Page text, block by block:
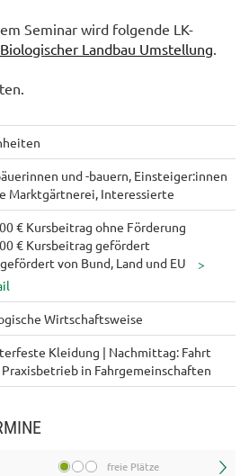
Seminar wird folgende LK-
Biologischer Landbau Umstellung.
und -bauern, Einsteiger:innen
Marktgärtnerei, Interessierte
€ Kursbeitrag ohne Förderung
€ Kursbeitrag gefördert
gefördert von Bund, Land und EU
Wirtschaftsweise
Kleidung | Nachmittag: Fahrt
in Fahrgemeinschaften
freie Plätze